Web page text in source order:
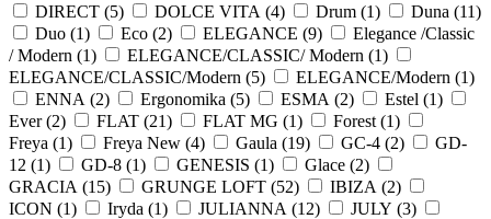
DIRECT (5) DOLCE VITA (4) Drum (1) Duna (11)
Duo (1) Eco (2) ELEGANCE (9)
Elegance /Classic
/ Modern (1) ELEGANCE/CLASSIC/ Modern (1)
ELEGANCE/CLASSIC/Modern (5) ELEGANCE/Modern (1)
ENNA (2) Ergonomika (5) ESMA (2) Estel (1)
Ever (2) FLAT (21) FLAT MG (1) Forest (1)
Freya (1) Freya New (4) Gaula (19) GC-4 (2)
GD-
12 (1) GD-8 (1) GENESIS (1) Glace (2)
GRACIA (15) GRUNGE LOFT (52) IBIZA (2)
ICON (1) Iryda (1) JULIANNA (12) JULY (3)